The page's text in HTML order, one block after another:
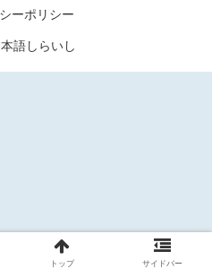
ーポリシー
語しらいし
トップ サイドバー